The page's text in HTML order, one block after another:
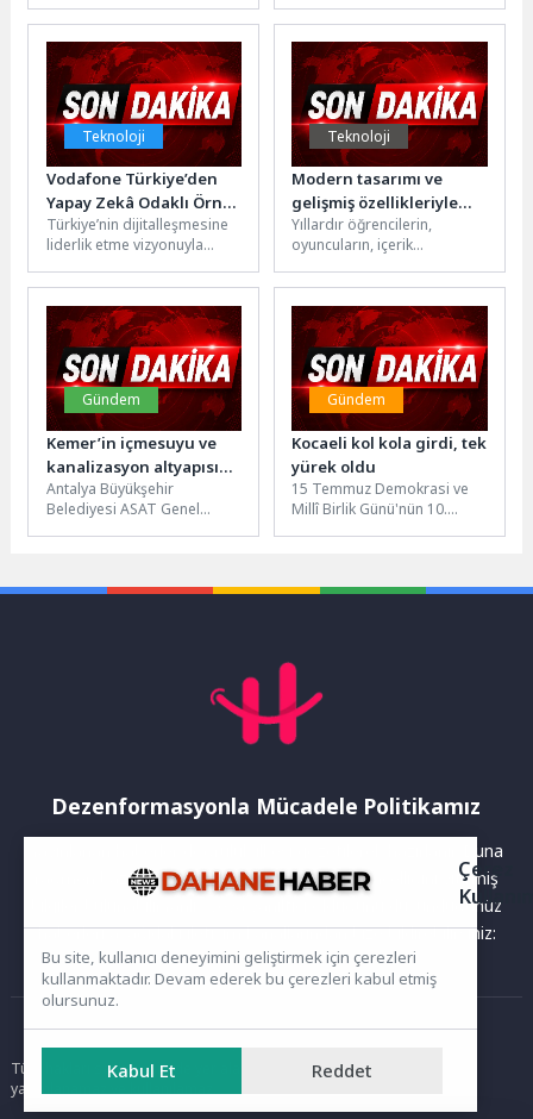
Çocuk Bayramı kapsamında
düzenlediği...
hız kesmeden devam
ediyor.Aydın Büyükşehir
Belediyesi ekipleri,...
Teknoloji
Vodafone Türkiye’den
Yapay Zekâ Odaklı Örnek
Yapılanma
Türkiye’nin dijitalleşmesine
liderlik etme vizyonuyla
gösteren Vodafone, yapay
zekâ odaklı dönüşümünü
başarıyla sürdürüyor. Yapay
zekâyı artık yalnızca...
Teknoloji
Modern tasarımı ve
gelişmiş özellikleriyle
yenilenen ikonik
Monster Çanta, yapay
zekâ ile hazırlanan
geri döndü.
Yıllardır öğrencilerin,
oyuncuların, içerik
tutkunlarının omzundan
eksik olmayan ikonik
Monster Notebook çantası...
Gündem
Kemer’in içmesuyu ve
kanalizasyon altyapısı
yenileniyor
Antalya Büyükşehir
Belediyesi ASAT Genel
amacıyla başlattığı...
Gündem
Kocaeli kol kola girdi, tek
yürek oldu
15 Temmuz Demokrasi ve
Millî Birlik Günü'nün 10.
Dezenformasyonla Mücadele Politikamız
Yayınlanan haberler doğruluk ilkesi gözetilerek hazırlanır. Buna
rağmen bazı içeriklerde eksik, hatalı veya güncelliğini yitirmiş
bilgiler bulunabilir.Yanlış veya yanıltıcı olduğunu düşündüğünüz
haberleri aşağıdaki iletişim kanallarından bize bildirebilirsiniz:
Ana Sayfa
Tüm hakları saklıdır. Sitede yer alan içerikler izinsiz kopyalanamaz,
yayımlanamaz ve kullanılamaz.
Çerez
Bu site, kullanıcı deneyimini geliştirmek için çerezleri
kullanmaktadır. Devam ederek bu çerezleri kabul etmiş
olursunuz.
Kabul Et Reddet